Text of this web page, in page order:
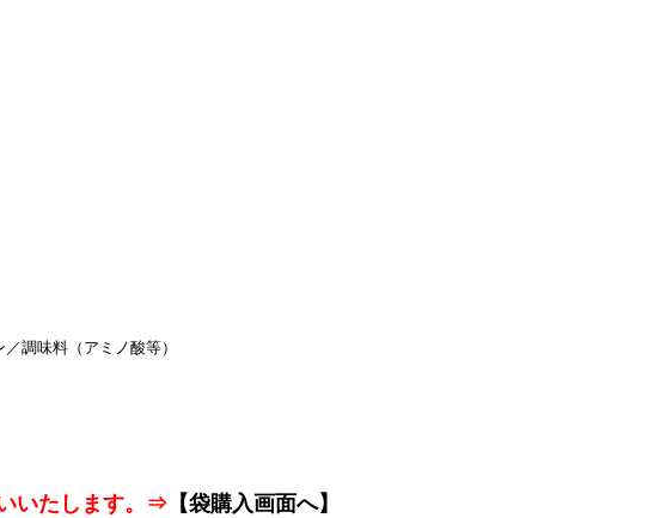
調味料（アミノ酸等）
いたします。⇒ 【袋購入画面へ】